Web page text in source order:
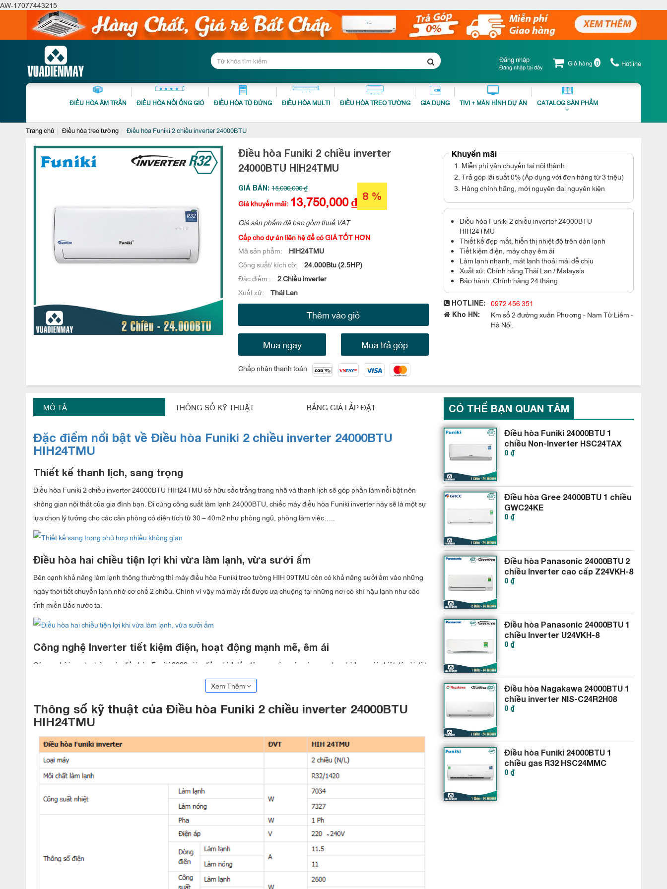
AW-17077443215
Hotline
Giỏ hàng 0
Đăng nhập
Đăng nhập tại đây
ĐIỀU HÒA ÂM TRẦN ĐIỀU HÒA NỐI ỐNG GIÓ ĐIỀU HÒA TỦ ĐỨNG ĐIỀU HÒA MULTI ĐIỀU HÒA TREO TƯỜNG GIA DỤNG TIVI + MÀN HÌNH DỰ ÁN CATALOG SẢN PHẨM
Trang chủ Điều hòa treo tường Điều hòa Funiki 2 chiều inverter 24000BTU
Điều hòa Funiki 2 chiều inverter
24000BTU HIH24TMU
GIÁ BÁN:15,000,000 ₫
Giá khuyến mãi: 13,750,000₫ 8 %
Giá sản phẩm đã bao gồm thuế VAT
Cấp cho dự án liên hệ để có GIÁ TỐT HƠN
Mã sản phẩm:
HIH24TMU
Công suất/ kích cỡ:
24.000Btu (2.5HP)
Đặc điểm :
2 Chiều inverter
Xuất xứ:
Thái Lan
Thêm vào giỏ
Mua ngay Mua trả góp
Chấp nhận thanh toán
Khuyến mãi
1. Miễn phí vận chuyển tại nội thành
2. Trả góp lãi suất 0% (Áp dụng với đơn hàng từ 3 triệu)
3. Hàng chính hãng, mới nguyên đai nguyên kiện
Điều hòa Funiki 2 chiều inverter 24000BTU
HIH24TMU
Thiết kế đẹp mắt, hiển thị nhiệt độ trên dàn lạnh
Tiết kiệm điện, máy chạy êm ái
Làm lạnh nhanh, mát lạnh thoải mái dễ chịu
Xuất xứ: Chính hãng Thái Lan / Malaysia
Bảo hành: Chính hãng 24 tháng
HOTLINE: 0972 456 351
Kho HN:
Km số 2 đường xuân Phương - Nam Từ Liêm -
Hà Nội.
MÔ TẢ THÔNG SỐ KỸ THUẬT BẢNG GIÁ LẮP ĐẶT
Đặc điểm nổi bật về Điều hòa Funiki 2 chiều inverter 24000BTU
HIH24TMU
Thiết kế thanh lịch, sang trọng
Điều hòa Funiki 2 chiều inverter 24000BTU HIH24TMU sở hữu sắc trắng trang nhã và thanh lịch sẽ góp phần làm nổi bật nên
không gian nội thất của gia đình bạn. Đi cùng công suất làm lạnh 24000BTU, chiếc máy điều hòa Funiki inverter này sẽ là một sự
lựa chọn lý tưởng cho các căn phòng có diện tích từ 30 – 40m2 như phòng ngủ, phòng làm việc…..
Điều hòa hai chiều tiện lợi khi vừa làm lạnh, vừa sưởi ấm
Bên cạnh khả năng làm lạnh thông thường thì máy điều hòa Funiki treo tường HIH 09TMU còn có khả năng sưởi ấm vào những
ngày thời tiết chuyển lạnh nhờ cơ chế 2 chiều. Chính vì vậy mà máy rất được ưa chuộng tại những nơi có khí hậu lạnh như các
tỉnh miền Bắc nước ta.
Công nghệ Inverter tiết kiệm điện, hoạt động mạnh mẽ, êm ái
Công nghệ inverter trên máy điều hòa Funiki 2022 giúp điều chỉnh tốc độ quay của máy nén sao cho phù hợp với nhiệt độ cài đặt
mà không cần tắt/ bật máy liên tục. Khi phòng đạt nhiệt độ cài đặt thì máy sẽ giảm công suất xuống chỉ đủ để duy trì nhiệt độ cài
đặt. Nhờ vậy, mà sẽ giúp máy có thể tiết kiệm điện năng tới 55% so với các dòng máy điều hòa thông thường.
Thanh lọc không khí, bảo vệ sức khỏe với lưới lọc tinh chất nano bạc
Lưới lọc của máy điều hòa Funiki inverter được phủ một lớp Nano bạc có khả năng loại bỏ các loại nấm mốc và vi khuẩn bám
trên bề mặt lưới lọc. Mang đến bầu không khí trong lành, an toàn cho sức khỏe.
Tiện ích hơn với chức năng khử ẩm đem lại không gian khô thoáng
Chế độ này sẽ giúp máy giữ cho căn phòng luôn thoáng đãng ngay cả những ngày thời tiết ẩm ướt. Từ đó, sẽ giúp ngăn ngừa sự
phát triển của vi khuẩn, vi rút và nâng cao tuổi thọ của các thiết bị điện tử trong căn phòng.
Điều hòaFuniki 2 chiều inverter 24000BTU HIH24TMUsử dụng gas R32 thân thiện với môi trường
Xem Thêm
Thông số kỹ thuật của Điều hòa Funiki 2 chiều inverter 24000BTU
HIH24TMU
CÓ THỂ BẠN QUAN TÂM
Điều hòa Funiki 24000BTU 1
chiều Non-Inverter HSC24TAX
0 ₫
Điều hòa Gree 24000BTU 1 chiều
GWC24KE
0 ₫
Điều hòa Panasonic 24000BTU 2
chiều Inverter cao cấp Z24VKH-8
0 ₫
Điều hòa Panasonic 24000BTU 1
chiều Inverter U24VKH-8
0 ₫
Điều hòa Nagakawa 24000BTU 1
chiều inverter NIS-C24R2H08
0 ₫
Điều hòa Funiki 24000BTU 1
chiều gas R32 HSC24MMC
0 ₫